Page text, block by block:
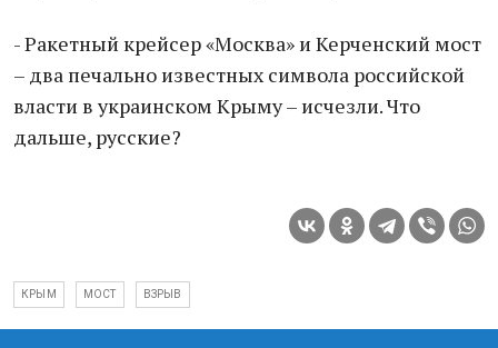
- Ракетный крейсер «Москва» и Керченский мост
– два печально известных символа российской
власти в украинском Крыму – исчезли. Что
дальше, русские?
КРЫМ МОСТ ВЗРЫВ